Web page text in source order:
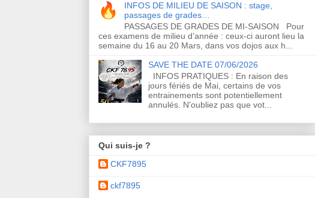
INFOS DE MILIEU DE SAISON : stage,
passages de grades…
PASSAGES DE GRADES DE MI-SAISON Pour
ces examens de milieu d’année : ceux-ci auront lieu la
semaine du 16 au 20 Mars, dans vos dojos aux h...
SAVE THE DATE 07/06/2026
INFOS PRATIQUES : En raison des
jours fériés de Mai, certains de vos
entrainements sont potentiellement
annulés. N'oubliez pas que vot...
Qui suis-je ?
CKF7895
ckf7895